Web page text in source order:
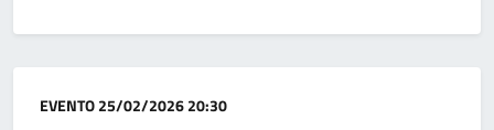
Categoria:
EVENTO25/02/2026 20:30